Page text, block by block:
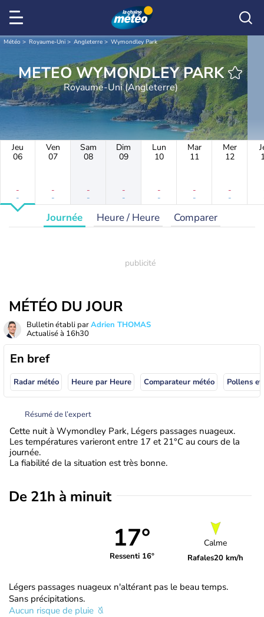
Météo Royaume-Uni Angleterre Wymondley Park
METEO WYMONDLEY PARK
Royaume-Uni (Angleterre)
Jeu
06
-
-
Ven
07
-
-
Sam
08
-
-
Dim
09
-
-
Lun
10
-
-
Mar
11
-
-
Mer
12
-
-
Journée Heure / Heure Comparer
MÉTÉO DU JOUR
Bulletin établi parAdrien THOMAS
Actualisé à 16h30
En bref
Radar météo Heure par Heure Comparateur météo Pollens
Résumé de l’expert
Cette nuit à Wymondley Park, Légers passages nuageux.
Les températures varieront entre 17 et 21°C au cours de la
journée.
La fiabilité de la situation est très bonne.
De 21h à minuit
17°
Ressenti 16°
Calme
Rafales20 km/h
Légers passages nuageux n'altérant pas le beau temps.
Sans précipitations.
Aucun risque de pluie